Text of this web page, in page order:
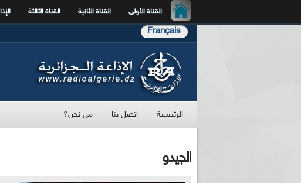
القناة الأولى القناة الثانية القناة الثالثة
Français
الرئيسية اتصل بنا من نحن؟
الجيدو